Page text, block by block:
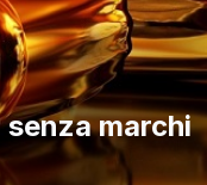
marchi